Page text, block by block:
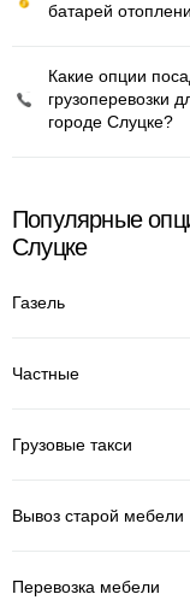
батарей
Какие опции
грузоперевозки
городе Слуцке?
Популярные
Слуцке
Газель
Частные
Грузовые такси
Вывоз старой мебели
Перевозка мебели